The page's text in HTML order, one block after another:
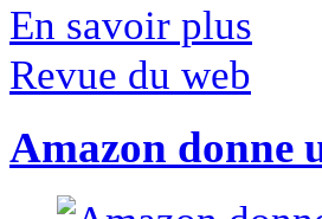
En savoir plus
Revue du web
Amazon donne